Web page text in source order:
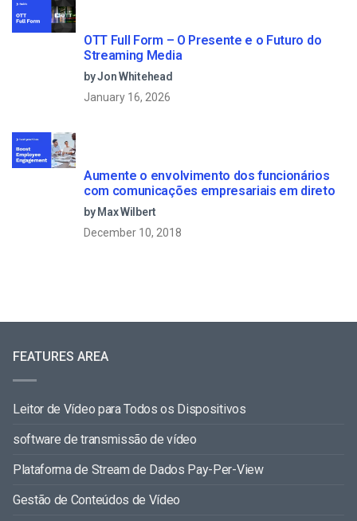
OTT Full Form – O Presente e o Futuro do
Streaming Media
by Jon Whitehead
January 16, 2026
Aumente o envolvimento dos funcionários
com comunicações empresariais em direto
by Max Wilbert
December 10, 2018
FEATURES AREA
Leitor de Vídeo para Todos os Dispositivos
software de transmissão de vídeo
Plataforma de Stream de Dados Pay-Per-View
Gestão de Conteúdos de Vídeo